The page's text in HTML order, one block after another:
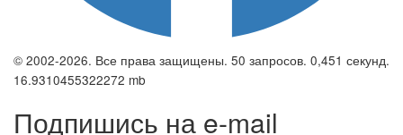
© 2002-2026. Все права защищены. 50 запросов. 0,451 секунд.
16.9310455322272 mb
Подпишись на e-mail